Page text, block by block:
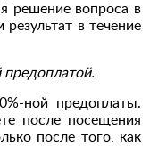
решение вопроса в
в течение
предоплатой.
ной предоплаты.
после посещения
после того, как